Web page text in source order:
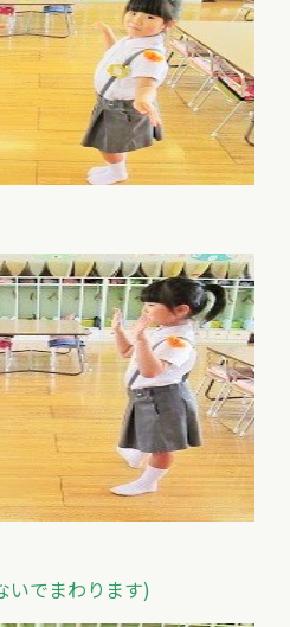
いでまわります)